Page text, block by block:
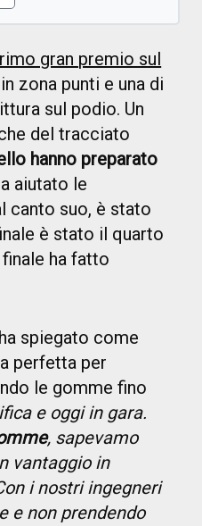
gran premio sul
zona punti e una di
sul podio. Un
del tracciato
hanno preparato
aiutato le
canto suo, è stato
è stato il quarto
ha fatto
ha spiegato come
perfetta per
le gomme fino
e oggi in gara.
, sapevamo
vantaggio in
i nostri ingegneri
e non prendendo